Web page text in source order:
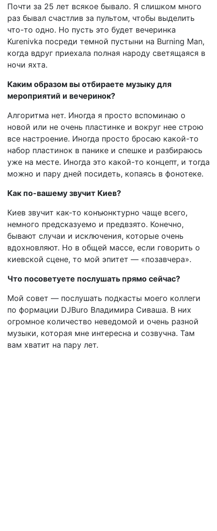
Почти за 25 лет всякое бывало. Я слишком много
раз бывал счастлив за пультом, чтобы выделить
что-то одно. Но пусть это будет вечеринка
Kurenivka посреди темной пустыни на Burning Man,
когда вдруг приехала полная народу светящаяся в
ночи яхта.
Каким образом вы отбираете музыку для
мероприятий и вечеринок?
Алгоритма нет. Иногда я просто вспоминаю о
новой или не очень пластинке и вокруг нее строю
все настроение. Иногда просто бросаю какой-то
набор пластинок в панике и спешке и разбираюсь
уже на месте. Иногда это какой-то концепт, и тогда
можно и пару дней посидеть, копаясь в фонотеке.
Как по-вашему звучит Киев?
Киев звучит как-то конъюнктурно чаще всего,
немного предсказуемо и предвзято. Конечно,
бывают случаи и исключения, которые очень
вдохновляют. Но в общей массе, если говорить о
киевской сцене, то мой эпитет — «позавчера».
Что посоветуете послушать прямо сейчас?
Мой совет — послушать подкасты моего коллеги
по формации DJBuro Владимира Сиваша. В них
огромное количество неведомой и очень разной
музыки, которая мне интересна и созвучна. Там
вам хватит на пару лет.